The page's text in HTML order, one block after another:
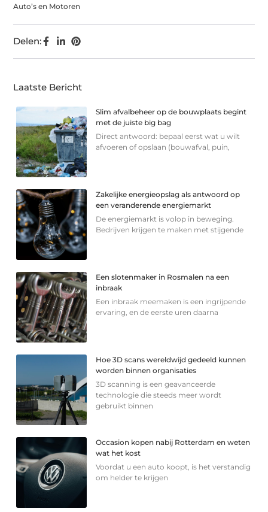
Auto’s en Motoren
Delen:
Laatste Bericht
Slim afvalbeheer op de bouwplaats begint
met de juiste big bag
Direct antwoord: bepaal eerst wat u wilt
afvoeren of opslaan (bouwafval, puin,
Zakelijke energieopslag als antwoord op
een veranderende energiemarkt
De energiemarkt is volop in beweging.
Bedrijven krijgen te maken met stijgende
Een slotenmaker in Rosmalen na een
inbraak
Een inbraak meemaken is een ingrijpende
ervaring, en de eerste uren daarna
Hoe 3D scans wereldwijd gedeeld kunnen
worden binnen organisaties
3D scanning is een geavanceerde
technologie die steeds meer wordt
gebruikt binnen
Occasion kopen nabij Rotterdam en weten
wat het kost
Voordat u een auto koopt, is het verstandig
om helder te krijgen